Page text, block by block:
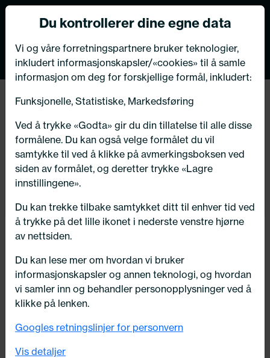
Hjem / Bildeler / Oljeslanger / -ledninger
Få riktig del til bilen din ved å legge inn
ditt reg.nr. her
Velg kjøretøy
Drivverk
VIKTIG MELDING TIL VÅRE KUNDER
Bildeleksperten har flyttet
Velkommen til oss på vår nye adresse:
Numedalsvegen 76, 3617 Kongsberg
Du kontrollerer dine egne data
Vi og våre forretningspartnere bruker teknologier,
inkludert informasjonskapsler/«cookies» til å samle
informasjon om deg for forskjellige formål, inkludert:
Funksjonelle, Statistiske, Markedsføring
Ved å trykke «Godta» gir du din tillatelse til alle disse
formålene. Du kan også velge formålet du vil
samtykke til ved å klikke på avmerkingsboksen ved
siden av formålet, og deretter trykke «Lagre
innstillingene».
Du kan trekke tilbake samtykket ditt til enhver tid ved
å trykke på det lille ikonet i nederste venstre hjørne
av nettsiden.
Du kan lese mer om hvordan vi bruker
informasjonskapsler og annen teknologi, og hvordan
vi samler inn og behandler personopplysninger ved å
klikke på lenken.
Googles retningslinjer for personvern
Vis detaljer